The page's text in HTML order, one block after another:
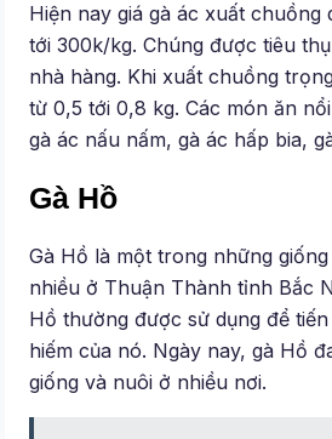
Hiện nay giá gà ác xuất chuồng
tới 300k/kg. Chúng được tiêu
nhà hàng. Khi xuất chuồng
từ 0,5 tới 0,8 kg. Các món ăn
gà ác nấu nấm, gà ác hấp bia,
Gà Hồ
Gà Hồ là một trong những
nhiều ở Thuận Thành tỉnh Bắc
Hồ thường được sử dụng để
hiếm của nó. Ngày nay, gà Hồ
giống và nuôi ở nhiều nơi.